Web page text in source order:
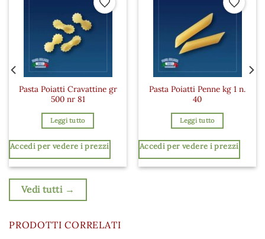
Aggiungi ai preferiti
Pasta Poiatti Cravattine gr
500 nr 81
Leggi tutto
Accedi per vedere i prezzi
Pasta Poiatti Penne kg 1 n.
40
Leggi tutto
Accedi per vedere i prezzi
Vedi tutti →
PRODOTTI CORRELATI